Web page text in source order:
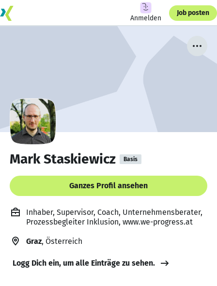
Anmelden
Job posten
Mark Staskiewicz Basis
Ganzes Profil ansehen
Inhaber, Supervisor, Coach, Unternehmensberater,
Prozessbegleiter Inklusion, www.we-progress.at
Graz, Österreich
Logg Dich ein, um alle Einträge zu sehen.